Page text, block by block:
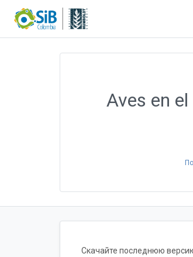
Aves en
Скачайте последнюю